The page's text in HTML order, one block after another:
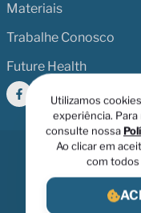
Materiais
Trabalhe Conosco
Future Health
Av. Dr.
São Paulo -
Utilizamos
experiência.
consulte nossa
Ao clicar em
com todos